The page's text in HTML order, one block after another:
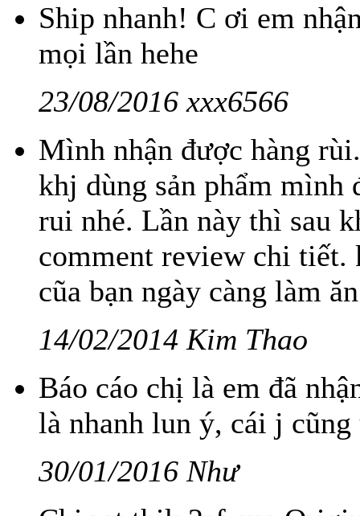
Ship nhanh! C ơi em
mọi lần hehe
23/08/2016 xxx6566
Mình nhận được hàng
khj dùng sản phẩm mình
rui nhé. Lần này thì sau
comment review chi tiết.
cũa bạn ngày càng làm
14/02/2014 Kim Thao
Báo cáo chị là em đã
là nhanh lun ý, cái j
30/01/2016 Như